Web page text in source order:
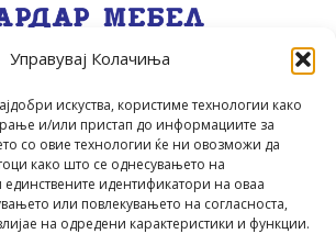
Управувај Колачиња
искуства, користиме технологии како
и/или пристап до информациите за
со овие технологии ќе ни овозможи да
како што се однесувањето на
идентификатори на оваа
или повлекувањето на согласноста,
на одредени карактеристики и функции.
Селекција, Сервис.